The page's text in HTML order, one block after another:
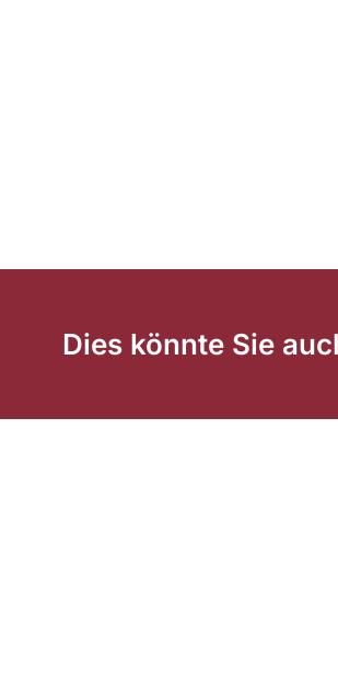
Dies könnte Sie